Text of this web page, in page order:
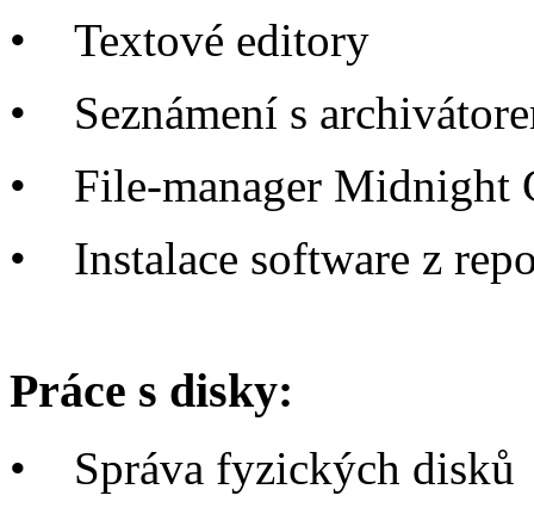
•
Textové editory
•
Seznámení s
•
File-manager Midnight
•
Instalace software z
Práce s disky:
•
Správa fyzických disků